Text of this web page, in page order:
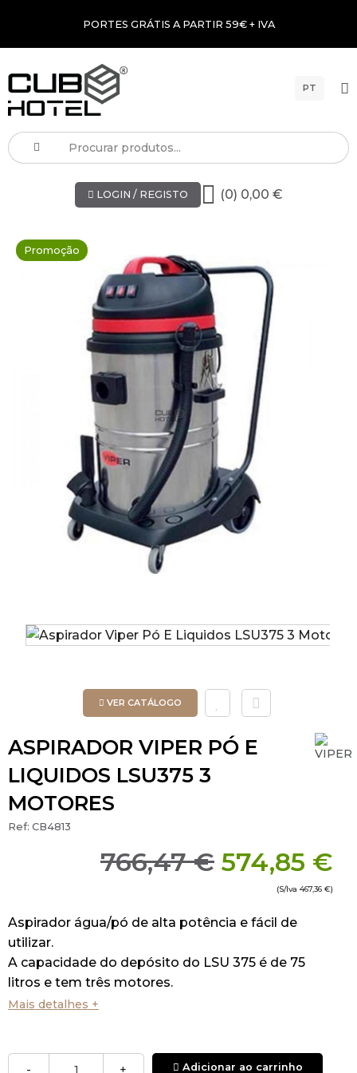
PORTES GRÁTIS A PARTIR 59€ + IVA
PT
LOGIN / REGISTO (0) 0,00 €
Promoção
VER CATÁLOGO
ASPIRADOR VIPER PÓ E
LIQUIDOS LSU375 3
MOTORES
Ref: CB4813
766,47 € 574,85 €
(S/Iva 467,36 €)
Aspirador água/pó de alta potência e fácil de
utilizar.
A capacidade do depósito do LSU 375 é de 75
litros e tem três motores.
Apenas disponível com depósito em aço
acessórios: bocal para líquidos, bocal de cantos,
Mais detalhes +
- + Adicionar ao carrinho